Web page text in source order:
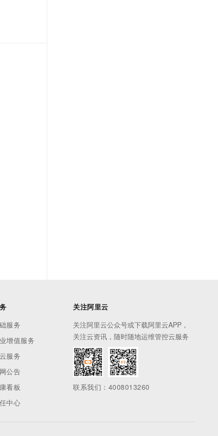
服务
增值服务
服务
公告
看板
中心
关注阿里云
关注阿里云公众号或下载阿里云APP，
关注云资讯，随时随地运维管控云服务
联系我们：4008013260